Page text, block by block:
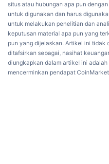
situs atau hubungan apa pun
untuk digunakan dan harus
untuk melakukan penelitian dan
keputusan material apa pun yang
pun yang dijelaskan. Artikel ini tidak
ditafsirkan sebagai, nasihat
diungkapkan dalam artikel ini
mencerminkan pendapat